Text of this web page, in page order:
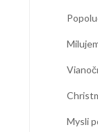
Mysli